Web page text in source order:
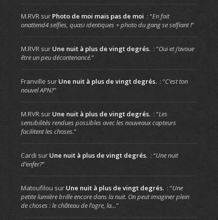
M.RVRsur Photo de moi mais pas de moi : “En fait
onattend4 selfies, quasi identiques + photo du gang se selfiant !”
M.RVRsur Une nuit à plus de vingt degrés. : “Oui et j’avoue
être un peu décontenancé.”
Franville sur Une nuit à plus de vingt degrés. : “C’est ton
nouvel APN?”
M.RVRsur Une nuit à plus de vingt degrés. : “Les
sensibilités rendues possibles avec les nouveaux capteurs
facilitent les choses.”
Cardi sur Une nuit à plus de vingt degrés. : “Une nuit
d’enfer?”
Matoufilou sur Une nuit à plus de vingt degrés. : “Une
petite lumière brille encore dans la nuit. On peut imaginer plein
de choses : le château de l’ogre, la…”